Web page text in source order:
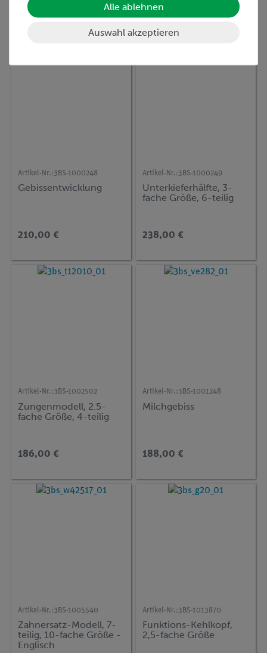
95,00 € 261,00 €
Artikel-Nr.:3BS-1000248
Gebissentwicklung
210,00 €
Artikel-Nr.:3BS-1000249
Unterkieferhälfte, 3-
fache Größe, 6-teilig
238,00 €
Artikel-Nr.:3BS-1002502
Zungenmodell, 2.5-
fache Größe, 4-teilig
186,00 €
Artikel-Nr.:3BS-1001248
Milchgebiss
188,00 €
Artikel-Nr.:3BS-1005540
Zahnersatz-Modell, 7-
teilig, 10-fache Größe -
Englisch
Artikel-Nr.:3BS-1013870
Funktions-Kehlkopf,
2,5-fache Größe
Alle ablehnen
Auswahl akzeptieren